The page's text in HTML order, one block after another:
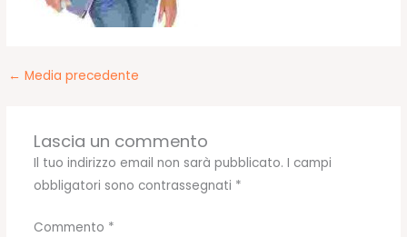
← Media precedente
Lascia un commento
Il tuo indirizzo email non sarà pubblicato. I campi
obbligatori sono contrassegnati *
Commento *